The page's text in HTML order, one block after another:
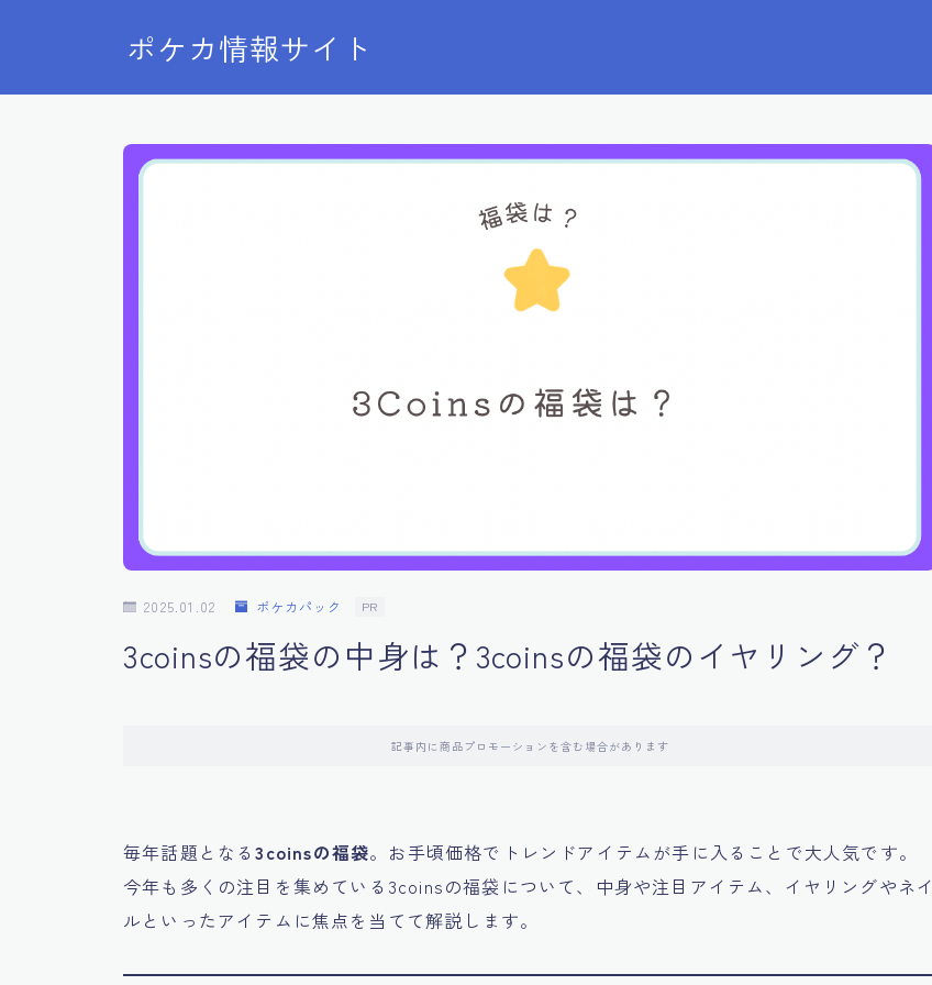
ポケカ情報サイト
2025.01.02 ポケカパック PR
3coinsの福袋の中身は？3coinsの福袋のイヤリング？
記事内に商品プロモーションを含む場合があります
毎年話題となる3coinsの福袋。お手頃価格でトレンドアイテムが手に入ることで大人気です。
今年も多くの注目を集めている3coinsの福袋について、中身や注目アイテム、イヤリングやネイ
ルといったアイテムに焦点を当てて解説します。